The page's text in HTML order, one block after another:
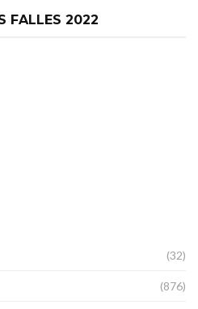
FALLES 2022
(32)
(876)